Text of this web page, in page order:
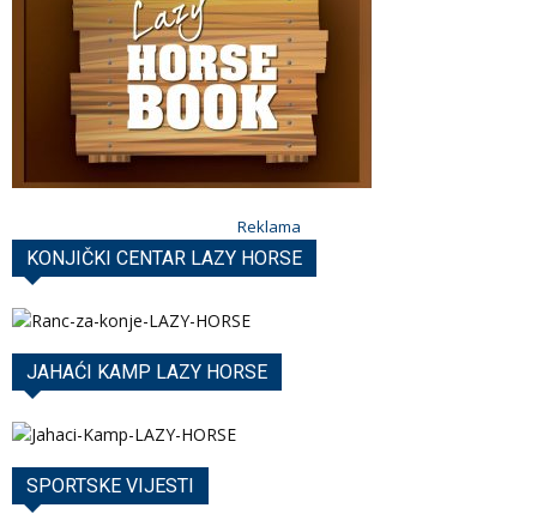
Reklama
KONJIČKI CENTAR LAZY HORSE
JAHAĆI KAMP LAZY HORSE
SPORTSKE VIJESTI